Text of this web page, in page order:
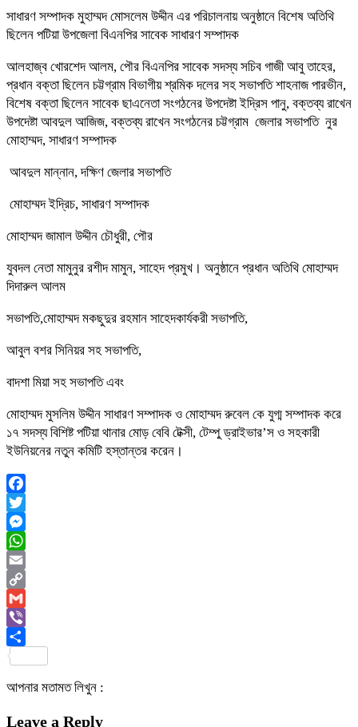
সাধারণ সম্পাদক মুহাম্মদ মোসলেম উদ্দীন এর পরিচালনায় অনুষ্ঠানে বিশেষ অতিথি
ছিলেন পটিয়া উপজেলা বিএনপির সাবেক সাধারণ সম্পাদক
আলহাজ্ব খোরশেদ আলম, পৌর বিএনপির সাবেক সদস্য সচিব গাজী আবু তাহের,
প্রধান বক্তা ছিলেন চট্টগ্রাম বিভাগীয় শ্রমিক দলের সহ সভাপতি শাহনাজ পারভীন,
বিশেষ বক্তা ছিলেন সাবেক ছাএনেতা সংগঠনের উপদেষ্টা ইদ্রিস পানু, বক্তব্য রাখেন
উপদেষ্টা আবদুল আজিজ, বক্তব্য রাখেন সংগঠনের চট্টগ্রাম জেলার সভাপতি নুর
মোহাম্মদ, সাধারণ সম্পাদক
আবদুল মান্নান, দক্ষিণ জেলার সভাপতি
মোহাম্মদ ইদ্রিচ, সাধারণ সম্পাদক
মোহাম্মদ জামাল উদ্দীন চৌধুরী, পৌর
যুবদল নেতা মামুনুর রশীদ মামুন, সাহেদ প্রমুখ। অনুষ্ঠানে প্রধান অতিথি মোহাম্মদ
দিদারুল আলম
সভাপতি,মোহাম্মদ মকছুদুর রহমান সাহেদকার্যকরী সভাপতি,
আবুল বশর সিনিয়র সহ সভাপতি,
বাদশা মিয়া সহ সভাপতি এবং
মোহাম্মদ মুসলিম উদ্দীন সাধারণ সম্পাদক ও মোহাম্মদ রুবেল কে যুগ্ম সম্পাদক করে
১৭ সদস্য বিশিষ্ট পটিয়া থানার মোড় বেবি টেক্সী, টেম্পু ড্রাইভার’স ও সহকারী
ইউনিয়নের নতুন কমিটি হস্তান্তর করেন।
Facebook
Twitter
Messenger
WhatsApp
Email
Copy
Link
Gmail
Viber
আপনার মতামত লিখুন :
Leave a Reply